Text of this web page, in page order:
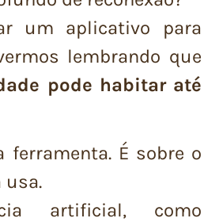
um aplicativo para
lembrando que
pode habitar até
ferramenta. É sobre o
usa.
artificial, como